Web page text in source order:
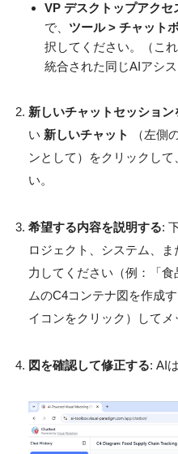
VP デスクトップアクセ
で、 ツール > チャット
択してください。（こ
統合された同じAIアシ
新しいチャットセッション
い 新しいチャット
（左側
ンとして）をクリックし
い。
希望する内容を説明する:
ロジェクト、システム、
力してください（例：「
ムのC4コンテナ図を作成す
イコンをクリック）してメ
図を確認して修正する: AI